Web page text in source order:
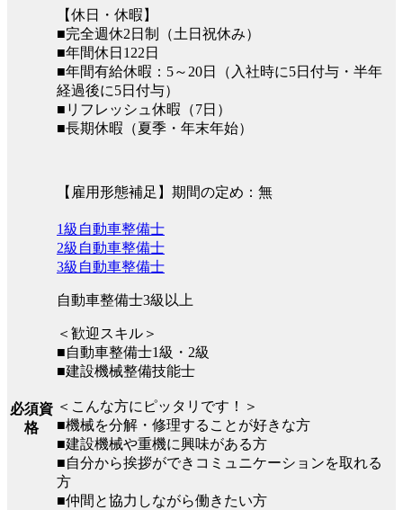
【休日・休暇】
■完全週休2日制（土日祝休み）
■年間休日122日
■年間有給休暇：5～20日（入社時に5日付与・半年
経過後に5日付与）
■リフレッシュ休暇（7日）
■長期休暇（夏季・年末年始）
【雇用形態補足】期間の定め：無
必須資
格
1級自動車整備士
2級自動車整備士
3級自動車整備士
自動車整備士3級以上
＜歓迎スキル＞
■自動車整備士1級・2級
■建設機械整備技能士
＜こんな方にピッタリです！＞
■機械を分解・修理することが好きな方
■建設機械や重機に興味がある方
■自分から挨拶ができコミュニケーションを取れる
方
■仲間と協力しながら働きたい方